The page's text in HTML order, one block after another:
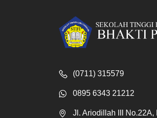
(0711) 315579
0895 6343 21212
Jl. Ariodillah III No.22A,